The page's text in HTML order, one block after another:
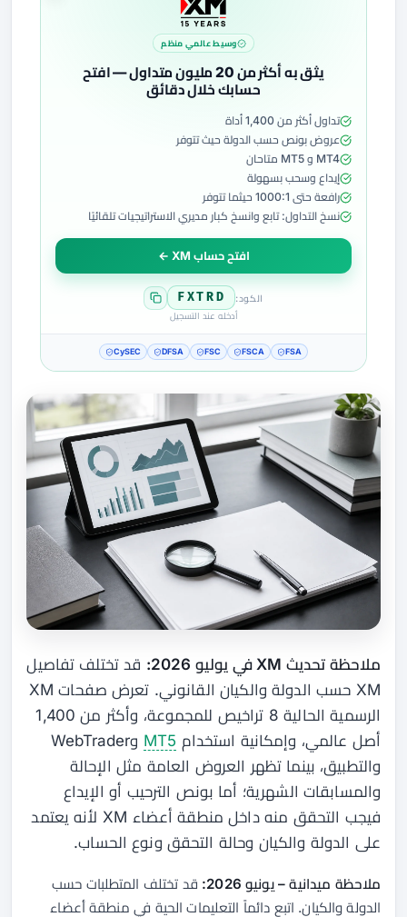
وسيط عالمي منظم
يثق به أكثر من 20 مليون متداول — افتح
حسابك خلال دقائق
تداول أكثر من 1,400 أداة
عروض بونص حسب الدولة حيث تتوفر
MT4 و MT5 متاحان
إيداع وسحب بسهولة
رافعة حتى 1000:1 حيثما تتوفر
نسخ التداول: تابع وانسخ كبار مديري الاستراتيجيات تلقائيًا
افتح حساب XM ←
الكود: FXTRD
أدخله عند التسجيل
CySEC DFSA FSC FSCA FSA
ملاحظة تحديث XM في يوليو 2026:
قد تختلف تفاصيل
XM حسب الدولة والكيان القانوني. تعرض صفحات XM
الرسمية الحالية 8 تراخيص للمجموعة، وأكثر من 1,400
أصل عالمي، وإمكانية استخدام MT5
وWebTrader
والتطبيق، بينما تظهر العروض العامة مثل الإحالة
والمسابقات الشهرية؛ أما بونص الترحيب أو الإيداع
فيجب التحقق منه داخل منطقة أعضاء XM لأنه يعتمد
على الدولة والكيان وحالة التحقق ونوع الحساب.
ملاحظة ميدانية – يونيو 2026:
قد تختلف المتطلبات حسب
الدولة والكيان. اتبع دائماً التعليمات الحية في منطقة أعضاء